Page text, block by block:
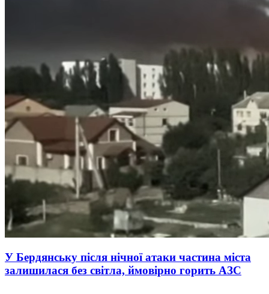
У Бердянську після нічної атаки частина міста
залишилася без світла, ймовірно горить АЗС